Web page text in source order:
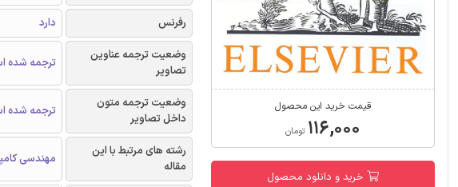
قیمت خرید این محصول
۱۱۶,۰۰۰ تومان
خرید و دانلود محصول
رفرنس
دارد
وضعیت ترجمه عناوین
تصاویر
ترجمه شده
وضعیت ترجمه متون
داخل تصاویر
ترجمه شده
رشته های مرتبط با این
مقاله
مهندسی